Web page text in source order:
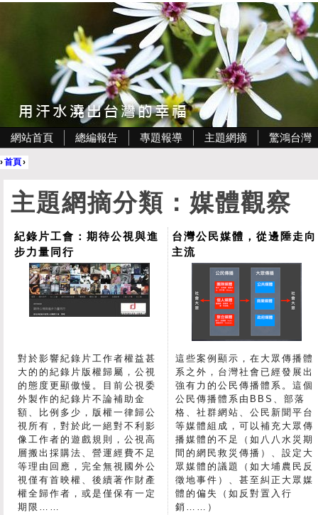
網站首頁 總編報告 專題報導 主題網摘 驚鴻台灣
›首頁›
主題網摘分類：媒體觀察
紀錄片工會：期待公視與進
步力量同行
對於影響紀錄片工作者權益甚
大的的紀錄片版權歸屬，公視
的態度更顯傲慢。目前公視委
外製作的紀錄片不論補助金
額、比例多少，版權一律歸公
視所有，對於此一絕對不利影
像工作者的遊戲規則，公視高
層搬出採購法、營運經費不足
等理由回應，完全無視國外公
視僅有首映權、後續著作財產
權全歸作者，或是僅保有一定
期限……
台灣公民媒體，從邊陲走向
主流
這些案例顯示，在大眾傳播體
系之外，台灣社會已經發展出
強有力的公民傳播體系。這個
公民傳播體系由BBS、部落
格、社群網站、公民新聞平台
等媒體組成，可以補充大眾傳
播媒體的不足（如八八水災期
間的網民救災傳播）、設定大
眾媒體的議題（如大埔農民反
徵地事件）、甚至糾正大眾媒
體的偏失（如反對置入行
銷……）